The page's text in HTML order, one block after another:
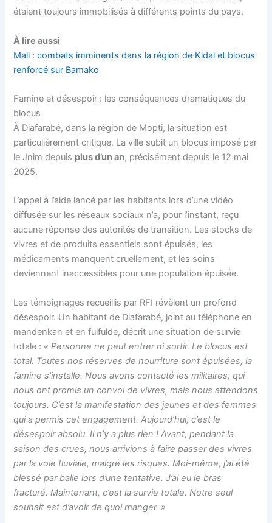
étaient toujours immobilisés à différents points du pays.
À lire aussi
Mali : combats imminents dans la région de Kidal et blocus
renforcé sur Bamako
Famine et désespoir : les conséquences dramatiques du
blocus
À Diafarabé, dans la région de Mopti, la situation est
particulièrement critique. La ville subit un blocus imposé par
le Jnim depuis plus d’un an, précisément depuis le 12 mai
2025.
L’appel à l’aide lancé par les habitants lors d’une vidéo
diffusée sur les réseaux sociaux n’a, pour l’instant, reçu
aucune réponse des autorités de transition. Les stocks de
vivres et de produits essentiels sont épuisés, les
médicaments manquent cruellement, et les soins
deviennent inaccessibles pour une population épuisée.
Les témoignages recueillis par RFI révèlent un profond
désespoir. Un habitant de Diafarabé, joint au téléphone en
mandenkan et en fulfulde, décrit une situation de survie
totale : « Personne ne peut entrer ni sortir. Le blocus est
total. Toutes nos réserves de nourriture sont épuisées, la
famine s’installe. Nous avons contacté les militaires, qui
nous ont promis un convoi de vivres, mais nous attendons
toujours. C’est la manifestation des jeunes et des femmes
qui a permis cet engagement. Aujourd’hui, c’est le
désespoir absolu. Il n’y a plus rien ! Avant, pendant la
saison des crues, nous arrivions à faire passer des vivres
par la voie fluviale, malgré les risques. Moi-même, j’ai été
blessé par balle lors d’une tentative. J’ai eu le bras
fracturé. Maintenant, c’est la survie totale. Notre seul
souhait est d’avoir de quoi manger. »